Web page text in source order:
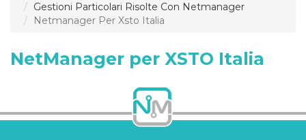
Gestioni Particolari Risolte Con Netmanager
Netmanager Per Xsto Italia
NetManager per XSTO Italia